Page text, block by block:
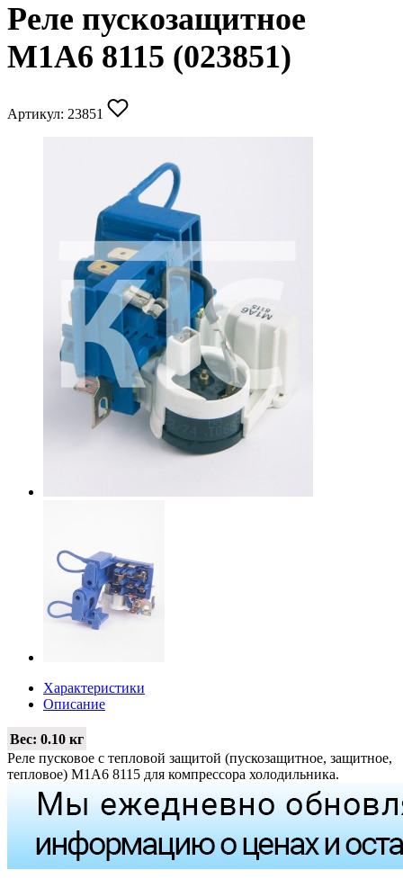
Реле пускозащитное
M1A6 8115 (023851)
Артикул: 23851
Характеристики
Описание
Вес: 0.10 кг
Реле пусковое с тепловой защитой (пускозащитное, защитное,
тепловое) M1A6 8115 для компрессора холодильника.